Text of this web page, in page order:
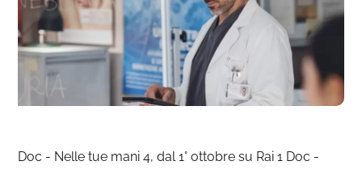
Doc - Nelle tue mani 4, dal 1° ottobre su Rai 1 Doc -